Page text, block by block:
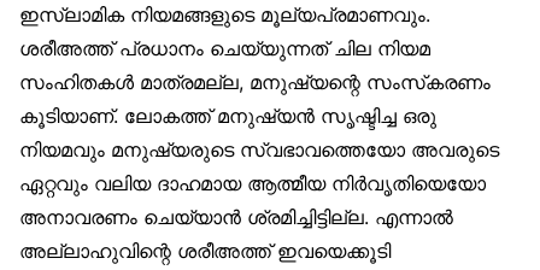
ഇസ്‌ലാമിക നിയമങ്ങളുടെ മൂല്യപ്രമാണവും.
ശരീഅത്ത് പ്രധാനം ചെയ്യുന്നത് ചില നിയമ
സംഹിതകൾ മാത്രമല്ല, മനുഷ്യന്റെ സംസ്‌കരണം
കൂടിയാണ്. ലോകത്ത് മനുഷ്യൻ സൃഷ്ടിച്ച ഒരു
നിയമവും മനുഷ്യരുടെ സ്വഭാവത്തെയോ അവരുടെ
ഏറ്റവും വലിയ ദാഹമായ ആത്മീയ നിർവൃതിയെയോ
അനാവരണം ചെയ്യാൻ ശ്രമിച്ചിട്ടില്ല. എന്നാൽ
അല്ലാഹുവിന്റെ ശരീഅത്ത് ഇവയെക്കൂടി